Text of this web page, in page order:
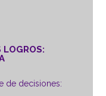
LOGROS:
de decisiones: